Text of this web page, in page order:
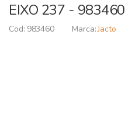
EIXO 237 - 983460
983460 Jacto